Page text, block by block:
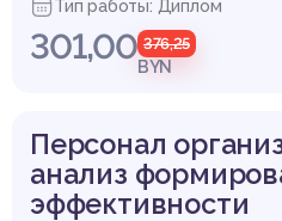
Тип работы: Диплом
301,00 376,25
BYN
Персонал
анализ
эффективности